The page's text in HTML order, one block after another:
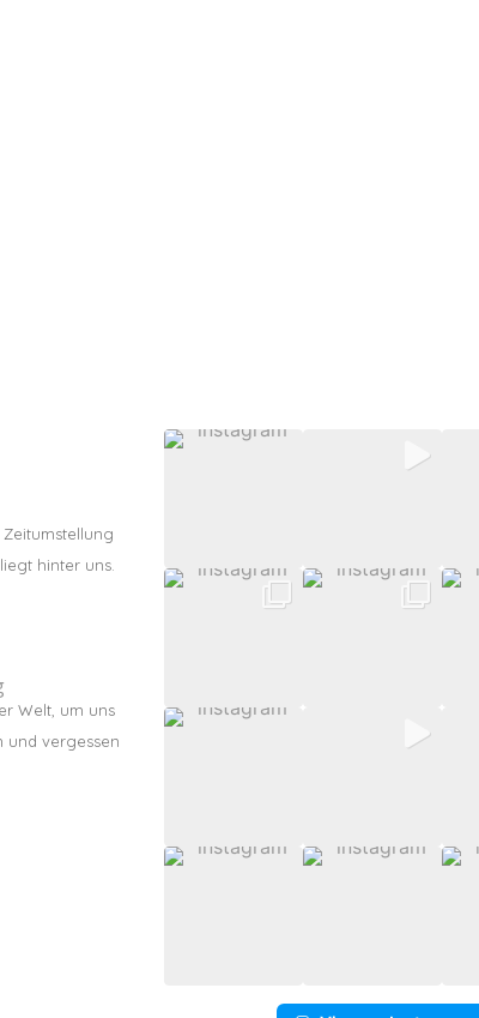
hinter uns.
Welt, um uns
und vergessen